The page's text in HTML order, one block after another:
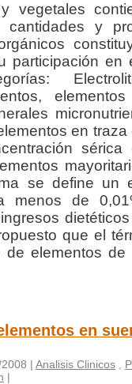
vegetales
y
participación en
en
sérica
se define un
menos de
que el
de elementos
en
| Analisis Clinicos
|